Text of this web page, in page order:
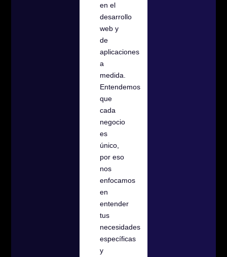
en el
desarrollo
web y
de
aplicaciones
a
medida.
Entendemos
que
cada
negocio
es
único,
por eso
nos
enfocamos
en
entender
tus
necesidades
específicas
y